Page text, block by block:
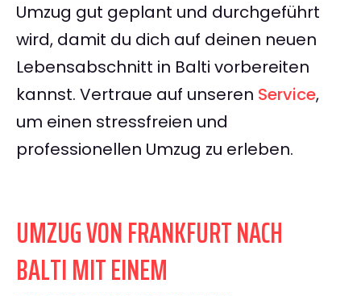
Umzug gut geplant und durchgeführt
wird, damit du dich auf deinen neuen
Lebensabschnitt in Balti vorbereiten
kannst. Vertraue auf unseren Service,
um einen stressfreien und
professionellen Umzug zu erleben.
UMZUG VON FRANKFURT NACH
BALTI MIT EINEM